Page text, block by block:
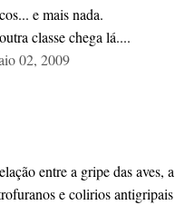
e mais nada.
classe chega lá....
02, 2009
entre a gripe das
e colirios